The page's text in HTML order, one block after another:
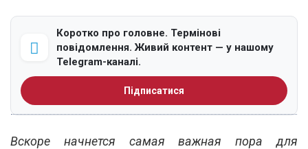
Коротко про головне. Термінові
повідомлення. Живий контент — у нашому
Telegram-каналі.
Підписатися
Вскоре начнется самая важная пора для